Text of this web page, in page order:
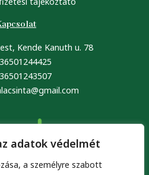
adatok védelmét
a személyre szabott
Kende Kanuth u. 78